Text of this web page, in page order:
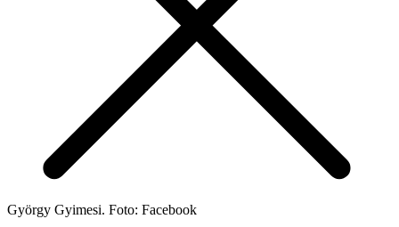
György Gyimesi. Foto: Facebook